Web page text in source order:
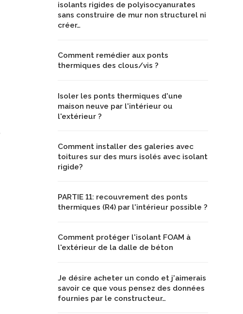
isolants rigides de polyisocyanurates
sans construire de mur non structurel ni
créer…
Comment remédier aux ponts
thermiques des clous/vis ?
Isoler les ponts thermiques d'une
maison neuve par l'intérieur ou
l'extérieur ?
Comment installer des galeries avec
toitures sur des murs isolés avec isolant
rigide?
PARTIE 11: recouvrement des ponts
thermiques (R4) par l'intérieur possible ?
Comment protéger l'isolant FOAM à
l'extérieur de la dalle de béton
Je désire acheter un condo et j'aimerais
savoir ce que vous pensez des données
fournies par le constructeur…